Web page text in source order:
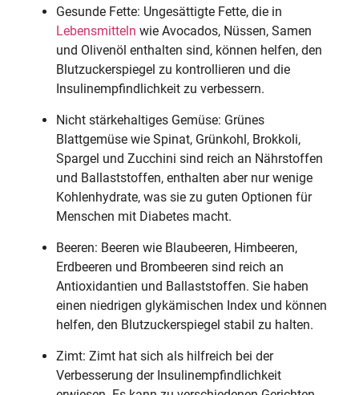
Gesunde Fette: Ungesättigte Fette, die in
Lebensmitteln wie Avocados, Nüssen, Samen
und Olivenöl enthalten sind, können helfen, den
Blutzuckerspiegel zu kontrollieren und die
Insulinempfindlichkeit zu verbessern.
Nicht stärkehaltiges Gemüse: Grünes
Blattgemüse wie Spinat, Grünkohl, Brokkoli,
Spargel und Zucchini sind reich an Nährstoffen
und Ballaststoffen, enthalten aber nur wenige
Kohlenhydrate, was sie zu guten Optionen für
Menschen mit Diabetes macht.
Beeren: Beeren wie Blaubeeren, Himbeeren,
Erdbeeren und Brombeeren sind reich an
Antioxidantien und Ballaststoffen. Sie haben
einen niedrigen glykämischen Index und können
helfen, den Blutzuckerspiegel stabil zu halten.
Zimt: Zimt hat sich als hilfreich bei der
Verbesserung der Insulinempfindlichkeit